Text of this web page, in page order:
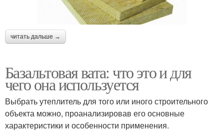
читать дальше →
Базальтовая вата: что это и для
чего она используется
Выбрать утеплитель для того или иного строительного
объекта можно, проанализировав его основные
характеристики и особенности применения.